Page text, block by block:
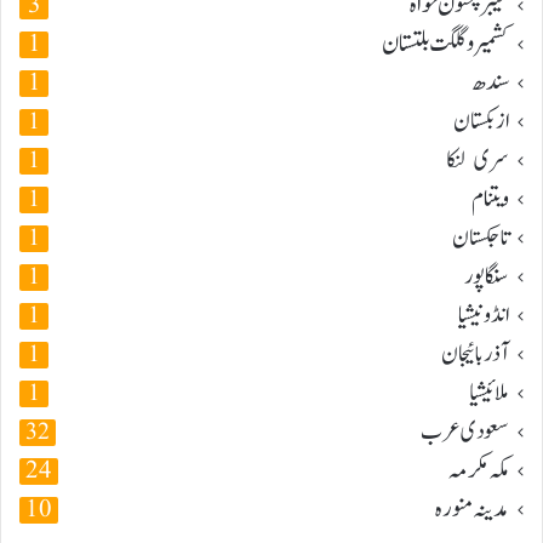
کشمیر و گلگت بلتستان 1
سندھ 1
ازبکستان 1
سری لنکا 1
ویتنام 1
تاجکستان 1
سنگاپور 1
انڈونیشیا 1
آذربائیجان 1
ملائیشیا 1
سعودی عرب 32
مکہ مکرمہ 24
مدینہ منورہ 10